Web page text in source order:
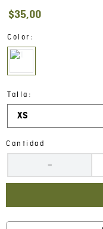
$35,00
Color :
Talla :
XS
Cantidad
－